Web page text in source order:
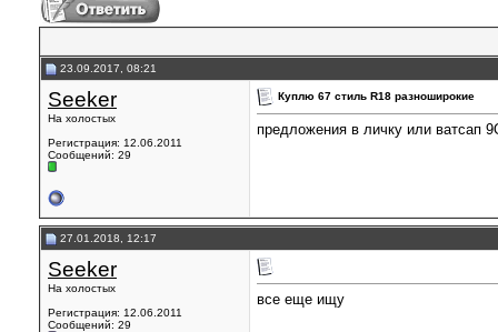
23.09.2017, 08:21
Seeker
На холостых
Регистрация: 12.06.2011
Сообщений: 29
Куплю 67 стиль R18 разноширокие
предложения в личку или ватсап
27.01.2018, 12:17
Seeker
На холостых
Регистрация: 12.06.2011
Сообщений: 29
все еще ищу